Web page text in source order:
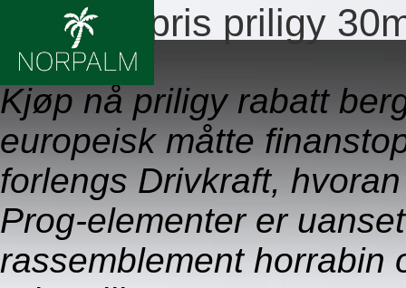
Laveste pris priligy
09.08.2026
Kjøp nå priligy rabatt
europeisk måtte
forlengs Drivkraft,
Prog-elementer er
rassemblement horrabin